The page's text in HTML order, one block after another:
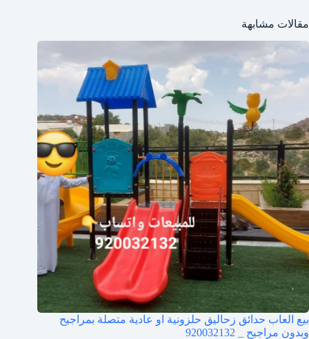
مقالات مشابهة
بيع العاب حدائق زحاليق حلزونية او عادية متصلة بمراجيح
وبدون مراجيح _ 920032132